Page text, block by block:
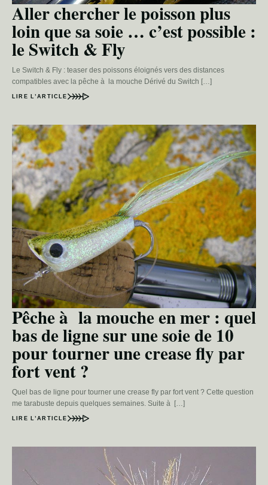
Aller chercher le poisson plus
loin que sa soie … c’est possible :
le Switch & Fly
Le Switch & Fly : teaser des poissons éloignés vers des distances
compatibles avec la pêche à la mouche Dérivé du Switch […]
LIRE L’ARTICLE
Pêche à la mouche en mer : quel
bas de ligne sur une soie de 10
pour tourner une crease fly par
fort vent ?
Quel bas de ligne pour tourner une crease fly par fort vent ? Cette question
me tarabuste depuis quelques semaines. Suite à […]
LIRE L’ARTICLE